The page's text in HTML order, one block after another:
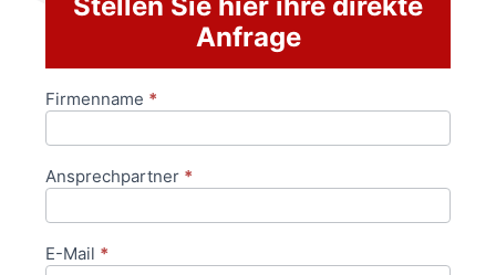
Anfrage
Anfrageformular
Firmenname *
Ansprechpartner *
E-Mail *